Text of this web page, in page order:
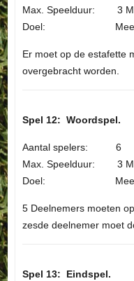
Max. Speelduur: 3
Doel: Meeste
Er moet op de estafette
overgebracht worden.
Spel 12: Woordspel.
Aantal spelers: 6
Max. Speelduur: 3
Doel: Meeste
5 Deelnemers moeten
zesde deelnemer moet
Spel 13: Eindspel.